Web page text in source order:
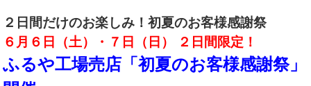
２日間だけのお楽しみ！初夏のお客様感謝祭
６月６日（土）・７日（日） ２日間限定！
ふるや工場売店「初夏のお客様感謝祭」